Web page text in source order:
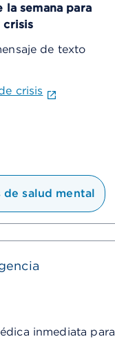
la semana para
crisis
de texto
crisis
salud mental
inmediata para